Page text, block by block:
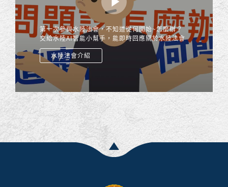
第一次參與水陸法會，不知道從何開始~怎麼辦？
交給水陸AI智能小幫手，能即時回應關於水陸法會
的任何疑問，查詢各種資訊與相關內容，除了網頁
版 還有 LINE 跟 WhatsApp 的機器人版本，信眾
只要打開手機就能立即和「水陸AI智能小幫手」對
談，提供信眾更便利完善的服務！
水陸法會介紹